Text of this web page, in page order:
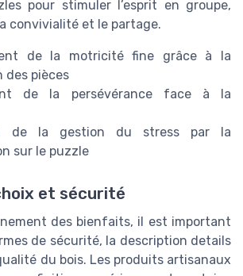
pour stimuler l’esprit en groupe,
convivialité et le partage.
de la motricité fine grâce à la
des pièces
de la persévérance face à la
de la gestion du stress par la
sur le puzzle
et sécurité
des bienfaits, il est important
de sécurité, la description details
du bois. Les produits artisanaux